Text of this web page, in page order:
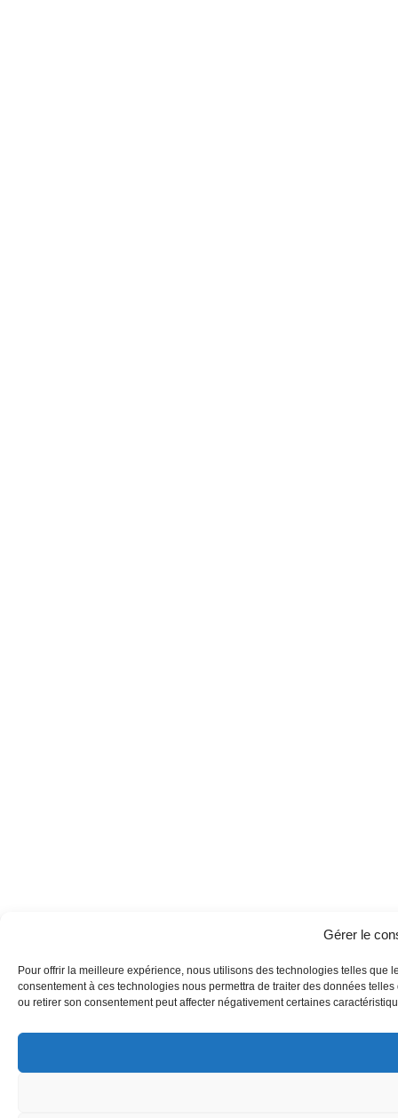
Gérer le
Pour offrir la meilleure expérience, nous utilisons des technologies telles
consentement à ces technologies nous permettra de traiter des données
ou retirer son consentement peut affecter négativement certaines